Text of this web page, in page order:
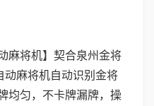
麻将机】契合泉州金将
动麻将机自动识别金将
均匀，不卡牌漏牌，操